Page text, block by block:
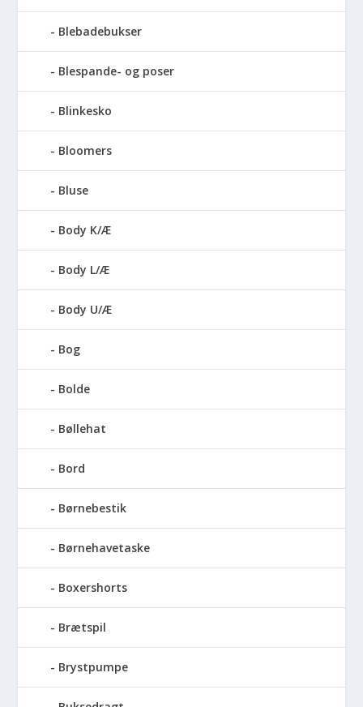
Blebadebukser
Blespande- og poser
Blinkesko
Bloomers
Bluse
Body K/Æ
Body L/Æ
Body U/Æ
Bog
Bolde
Bøllehat
Bord
Børnebestik
Børnehavetaske
Boxershorts
Brætspil
Brystpumpe